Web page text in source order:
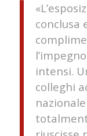
conclusa
intensi.
colleghi